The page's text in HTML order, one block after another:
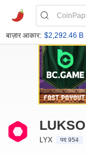
बाज़ार आकार: $2,292.46 B
LUKSO
LYX पद 954